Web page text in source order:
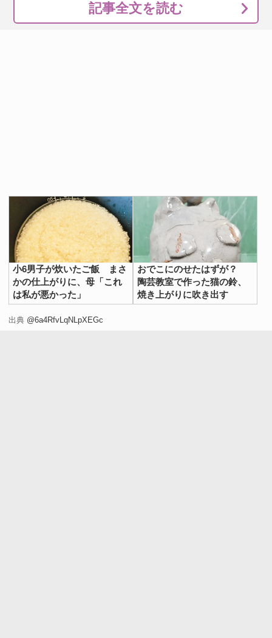
記事全文を読む
小6男子が炊いたご飯 まさ
かの仕上がりに、母「これ
は私が悪かった」
おでこにのせたはずが？
陶芸教室で作った猫の鈴、
焼き上がりに吹き出す
出典 @6a4RfvLqNLpXEGc